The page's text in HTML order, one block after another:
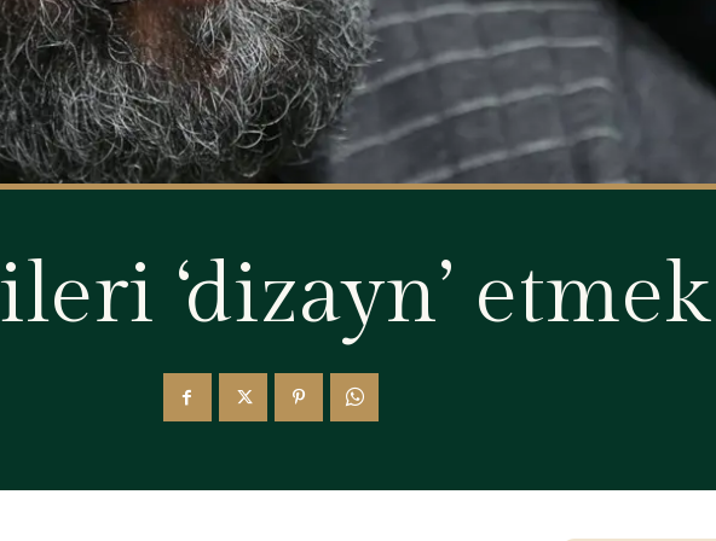
‘dizayn’ etmek